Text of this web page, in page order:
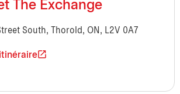
The Exchange
South, Thorold, ON, L2V 0A7